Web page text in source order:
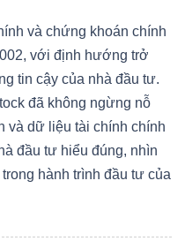
và chứng khoán chính
với định hướng trở
tin cậy của nhà đầu tư.
đã không ngừng nỗ
và dữ liệu tài chính chính
đầu tư hiểu đúng, nhìn
hành trình đầu tư của